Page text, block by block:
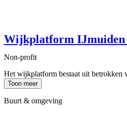
Wijkplatform
Non-profit
Het wijkplatform bestaat uit betrokken
Toon meer
Buurt & omgeving